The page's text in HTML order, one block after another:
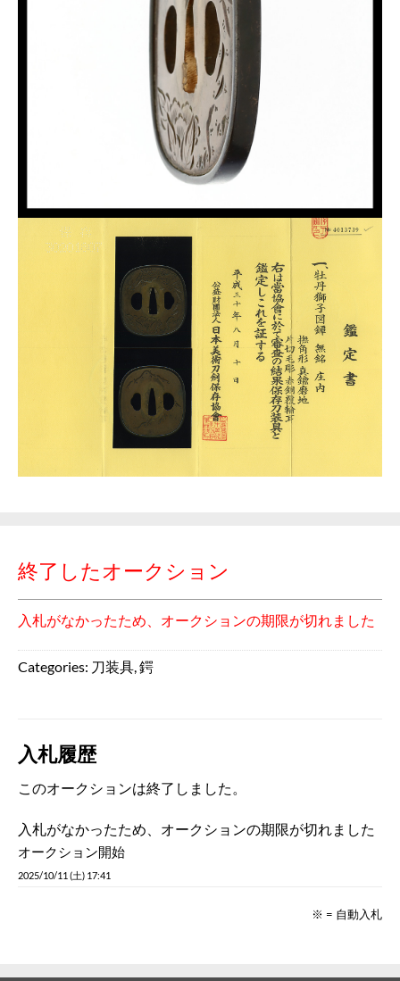
終了したオークション
入札がなかったため、オークションの期限が切れました
Categories: 刀装具,鍔
入札履歴
このオークションは終了しました。
入札がなかったため、オークションの期限が切れました
オークション開始
2025/10/11 (土) 17:41
※ = 自動入札